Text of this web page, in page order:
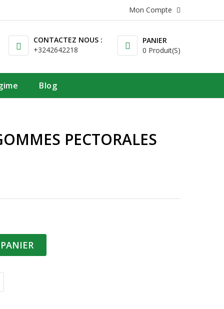
Mon Compte
PANIER
0 Produit(s)
CONTACTEZ NOUS :
+3242642218
Blog
PECTORALES